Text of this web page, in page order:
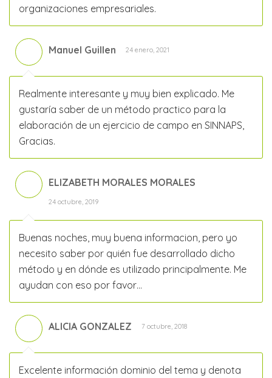
organizaciones empresariales.
Manuel Guillen 24 enero, 2021
Realmente interesante y muy bien explicado. Me
gustaría saber de un método practico para la
elaboración de un ejercicio de campo en SINNAPS,
Gracias.
ELIZABETH MORALES MORALES
24 octubre, 2019
Buenas noches, muy buena informacion, pero yo
necesito saber por quién fue desarrollado dicho
método y en dónde es utilizado principalmente. Me
ayudan con eso por favor…
ALICIA GONZALEZ 7 octubre, 2018
Excelente información dominio del tema y denota